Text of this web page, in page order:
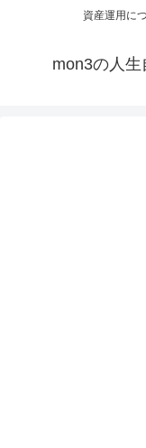
資産運用に
mon3の人